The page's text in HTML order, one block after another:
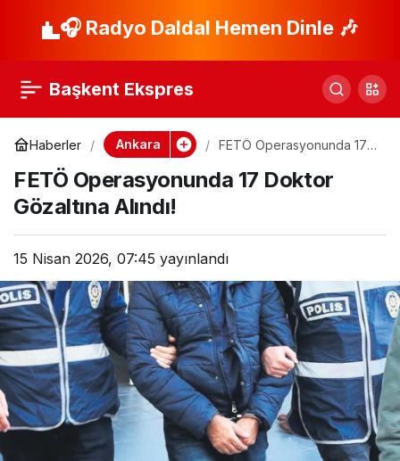
🎧 Radyo Daldal Hemen Dinle 🎶
Başkent Ekspres
Haberler Ankara
FETÖ Operasyonunda 17
FETÖ Operasyonunda 17 Doktor
Gözaltına Alındı!
15 Nisan 2026, 07:45 yayınlandı
Başkentte Ramazan
başladı
Paylaş